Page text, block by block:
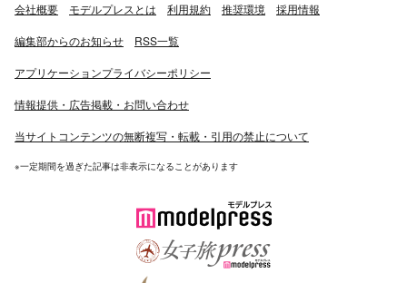
会社概要 モデルプレスとは 利用規約 推奨環境 採用情報
編集部からのお知らせ RSS一覧
アプリケーションプライバシーポリシー
情報提供・広告掲載・お問い合わせ
当サイトコンテンツの無断複写・転載・引用の禁止について
※一定期間を過ぎた記事は非表示になることがあります